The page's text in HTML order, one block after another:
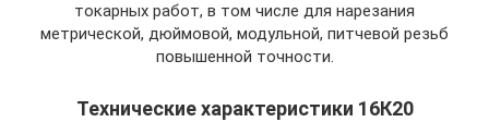
токарных работ, в том числе для нарезания
метрической, дюймовой, модульной, питчевой резьб
повышенной точности.
Технические характеристики 16К20